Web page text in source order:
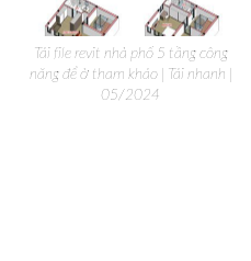
Tải file revit nhà phố 5 tầng công
năng để ở tham khảo | Tải nhanh |
05/2024